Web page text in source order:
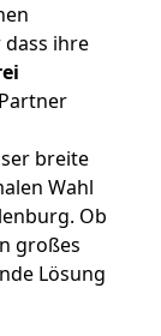
ihre
breite
Wahl
Ob
großes
Lösung